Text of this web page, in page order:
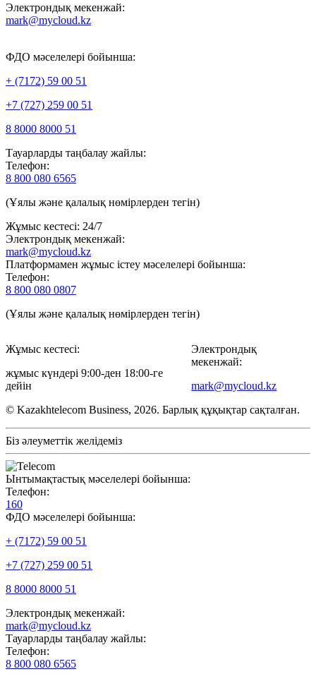
Электрондық мекенжай:
mark@mycloud.kz
ФДО мәселелері бойынша:
+ (7172) 59 00 51
+7 (727) 259 00 51
8 8000 8000 51
Тауарларды таңбалау жайлы:
Телефон:
8 800 080 6565
(Ұялы және қалалық нөмірлерден тегін)
Жұмыс кестесі: 24/7
Электрондық мекенжай:
mark@mycloud.kz
Платформамен жұмыс істеу мәселелері бойынша:
Телефон:
8 800 080 0807
(Ұялы және қалалық нөмірлерден тегін)
Жұмыс кестесі:
жұмыс күндері 9:00-ден 18:00-ге
дейін
Электрондық
мекенжай:
mark@mycloud.kz
© Kazakhtelecom Business, 2026. Барлық құқықтар сақталған.
Біз әлеуметтік желідеміз
Ынтымақтастық мәселелері бойынша:
Телефон:
160
ФДО мәселелері бойынша:
+ (7172) 59 00 51
+7 (727) 259 00 51
8 8000 8000 51
Электрондық мекенжай:
mark@mycloud.kz
Тауарларды таңбалау жайлы:
Телефон:
8 800 080 6565